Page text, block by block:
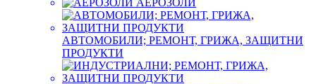
АЕРОЗОЛИ
АВТОМОБИЛИ; РЕМОНТ, ГРИЖА, ЗАЩИТНИ
ПРОДУКТИ